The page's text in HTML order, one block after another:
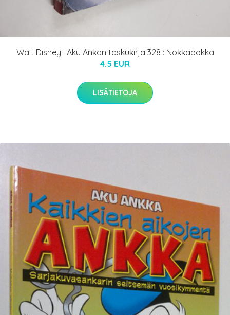
Walt Disney : Aku Ankan taskukirja 328 : Nokkapokka
4.5 EUR
LISÄTIETOJA